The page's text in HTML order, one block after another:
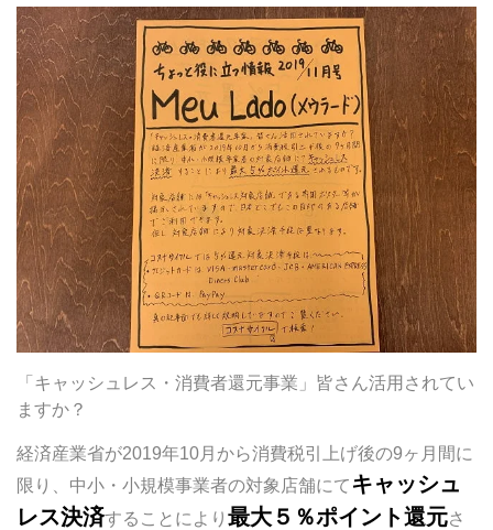
「キャッシュレス・消費者還元事業」皆さん活用されてい
ますか？
経済産業省が2019年10月から消費税引上げ後の9ヶ月間に
限り、中小・小規模事業者の対象店舗にて キャッシュ
レス決済することにより 最大５％ポイント還元さ